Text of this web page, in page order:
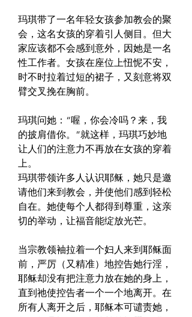
玛琪带了一名年轻女孩参加教会的聚
会，这名女孩的穿着引人侧目。但大
家应该都不会感到意外，因她是一名
性工作者。女孩在座位上忸怩不安，
时不时拉着过短的裙子，又刻意将双
臂交叉挽在胸前。
玛琪问她：“喔，你会冷吗？来，我
的披肩借你。”就这样，玛琪巧妙地
让人们的注意力不再放在女孩的穿着
上。
玛琪带领许多人认识耶稣，她只是邀
请他们来到教会，并使他们感到轻松
自在。她使每个人都得到尊重，这亲
切的举动，让福音能绽放光芒。
当宗教领袖拉着一个妇人来到耶稣面
前，严厉（又精准）地控告她行淫，
耶稣却没有把注意力放在她的身上，
直到祂使控告者一个一个地离开。在
所有人离开之后，耶稣本可谴责她，